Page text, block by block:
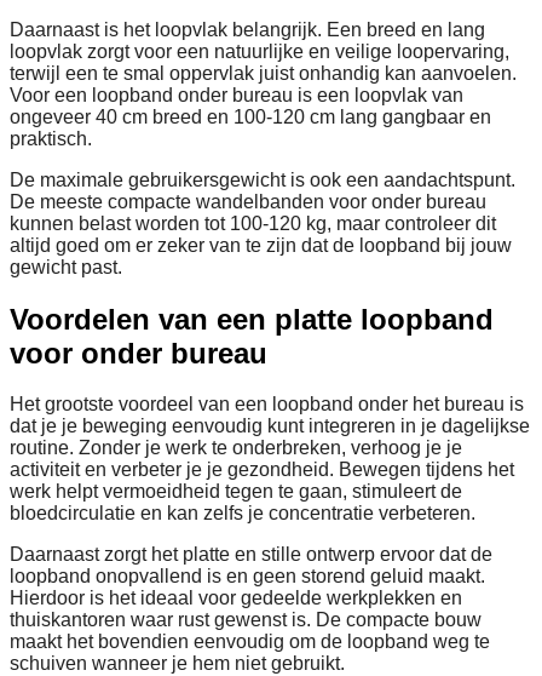
Daarnaast is het loopvlak belangrijk. Een breed en lang
loopvlak zorgt voor een natuurlijke en veilige loopervaring,
terwijl een te smal oppervlak juist onhandig kan aanvoelen.
Voor een loopband onder bureau is een loopvlak van
ongeveer 40 cm breed en 100-120 cm lang gangbaar en
praktisch.
De maximale gebruikersgewicht is ook een aandachtspunt.
De meeste compacte wandelbanden voor onder bureau
kunnen belast worden tot 100-120 kg, maar controleer dit
altijd goed om er zeker van te zijn dat de loopband bij jouw
gewicht past.
Voordelen van een platte loopband
voor onder bureau
Het grootste voordeel van een loopband onder het bureau is
dat je je beweging eenvoudig kunt integreren in je dagelijkse
routine. Zonder je werk te onderbreken, verhoog je je
activiteit en verbeter je je gezondheid. Bewegen tijdens het
werk helpt vermoeidheid tegen te gaan, stimuleert de
bloedcirculatie en kan zelfs je concentratie verbeteren.
Daarnaast zorgt het platte en stille ontwerp ervoor dat de
loopband onopvallend is en geen storend geluid maakt.
Hierdoor is het ideaal voor gedeelde werkplekken en
thuiskantoren waar rust gewenst is. De compacte bouw
maakt het bovendien eenvoudig om de loopband weg te
schuiven wanneer je hem niet gebruikt.